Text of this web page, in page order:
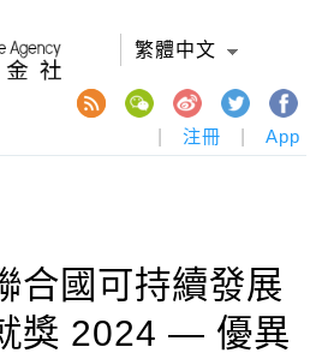
繁體中文
注冊 App
合國可持續發展
獎 2024 — 優異